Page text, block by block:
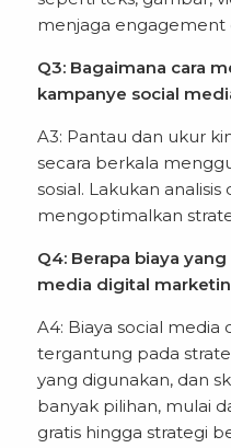
menjaga engagement
Q3: Bagaimana cara
kampanye social
A3: Pantau dan ukur
secara berkala
sosial. Lakukan
mengoptimalkan
Q4: Berapa biaya
media digital
A4: Biaya social media
tergantung pada
yang digunakan, dan
banyak pilihan, mulai
gratis hingga strategi